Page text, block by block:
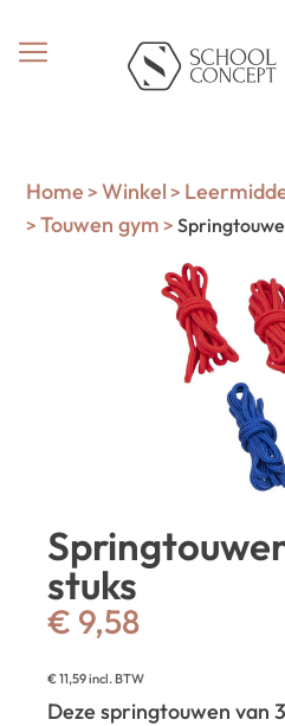
Home > Winkel >
> Touwen gym >
stuks
€ 9,58
€11,59incl. BTW
Deze springtouwen van